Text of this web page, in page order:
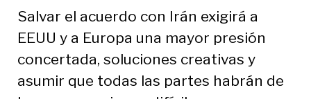
Salvar el acuerdo con Irán exigirá a
EEUU y a Europa una mayor presión
concertada, soluciones creativas y
asumir que todas las partes habrán de